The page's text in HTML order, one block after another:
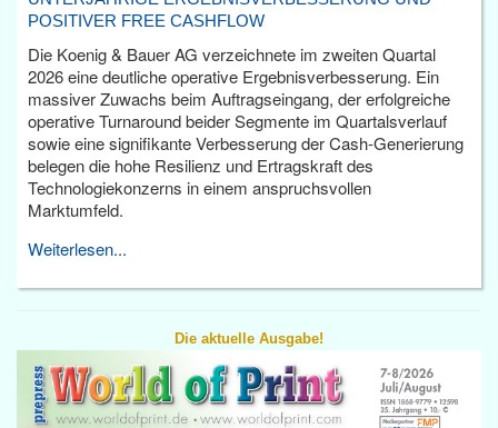
POSITIVER FREE CASHFLOW
Die Koenig & Bauer AG verzeichnete im zweiten Quartal
2026 eine deutliche operative Ergebnisverbesserung. Ein
massiver Zuwachs beim Auftragseingang, der erfolgreiche
operative Turnaround beider Segmente im Quartalsverlauf
sowie eine signifikante Verbesserung der Cash-Generierung
belegen die hohe Resilienz und Ertragskraft des
Technologiekonzerns in einem anspruchsvollen
Marktumfeld.
Weiterlesen...
Die aktuelle Ausgabe!